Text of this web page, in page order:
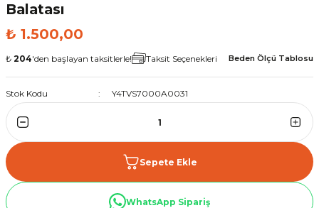
Balatası
₺ 1.500,00
₺ 204'den başlayan taksitlerle! Taksit Seçenekleri Beden Ölçü Tablosu
Stok Kodu Y4TVS7000A0031
Sepete Ekle
WhatsApp Sipariş